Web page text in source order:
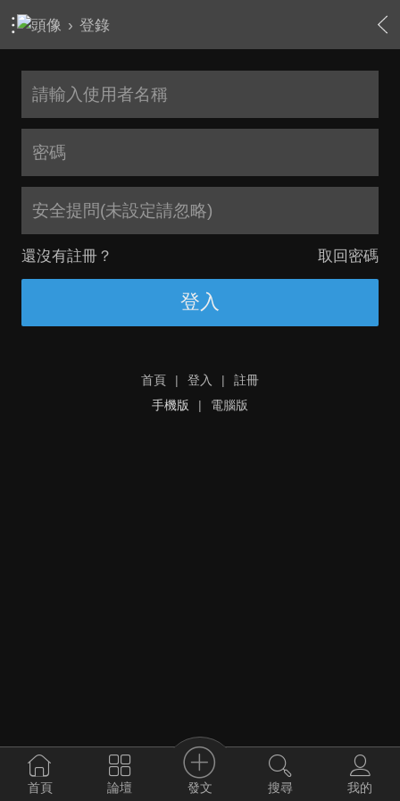
› 登錄
安全提問(未設定請忽略)
還沒有註冊？ 取回密碼
登入
首頁 | 登入 |
註冊
手機版
| 電腦版
首頁 論壇 發文 搜尋 我的